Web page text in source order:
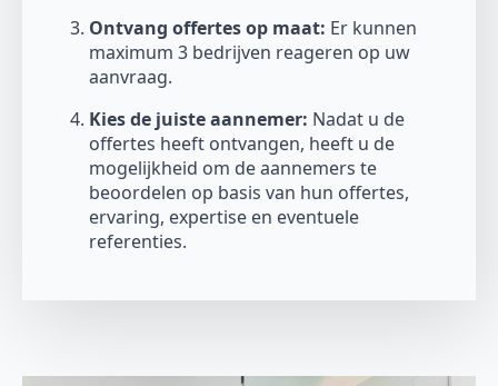
Ontvang offertes op maat: Er kunnen
maximum 3 bedrijven reageren op uw
aanvraag.
Kies de juiste aannemer: Nadat u de
offertes heeft ontvangen, heeft u de
mogelijkheid om de aannemers te
beoordelen op basis van hun offertes,
ervaring, expertise en eventuele
referenties.